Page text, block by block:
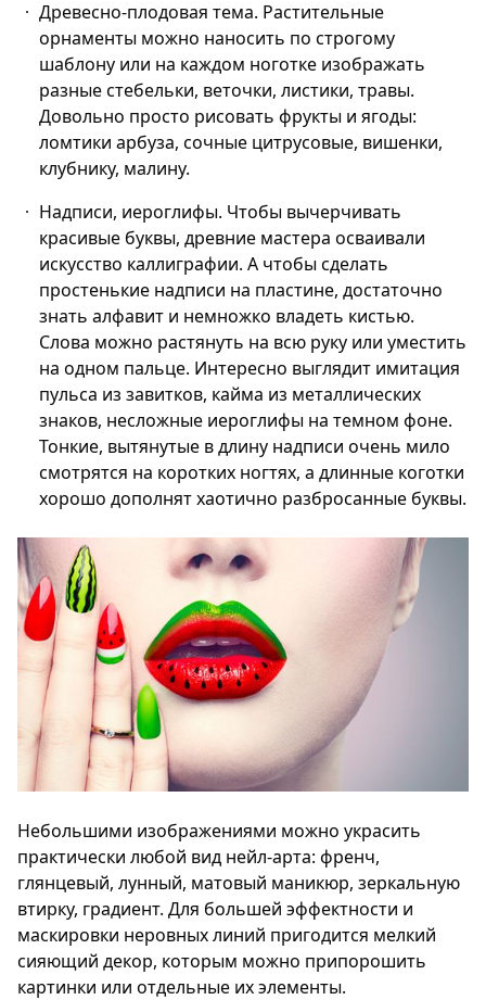
Древесно-плодовая тема. Растительные
орнаменты можно наносить по строгому
шаблону или на каждом ноготке изображать
разные стебельки, веточки, листики, травы.
Довольно просто рисовать фрукты и ягоды:
ломтики арбуза, сочные цитрусовые, вишенки,
клубнику, малину.
Надписи, иероглифы. Чтобы вычерчивать
красивые буквы, древние мастера осваивали
искусство каллиграфии. А чтобы сделать
простенькие надписи на пластине, достаточно
знать алфавит и немножко владеть кистью.
Слова можно растянуть на всю руку или уместить
на одном пальце. Интересно выглядит имитация
пульса из завитков, кайма из металлических
знаков, несложные иероглифы на темном фоне.
Тонкие, вытянутые в длину надписи очень мило
смотрятся на коротких ногтях, а длинные коготки
хорошо дополнят хаотично разбросанные буквы.
Небольшими изображениями можно украсить
практически любой вид нейл-арта: френч,
глянцевый, лунный, матовый маникюр, зеркальную
втирку, градиент. Для большей эффектности и
маскировки неровных линий пригодится мелкий
сияющий декор, которым можно припорошить
картинки или отдельные их элементы.